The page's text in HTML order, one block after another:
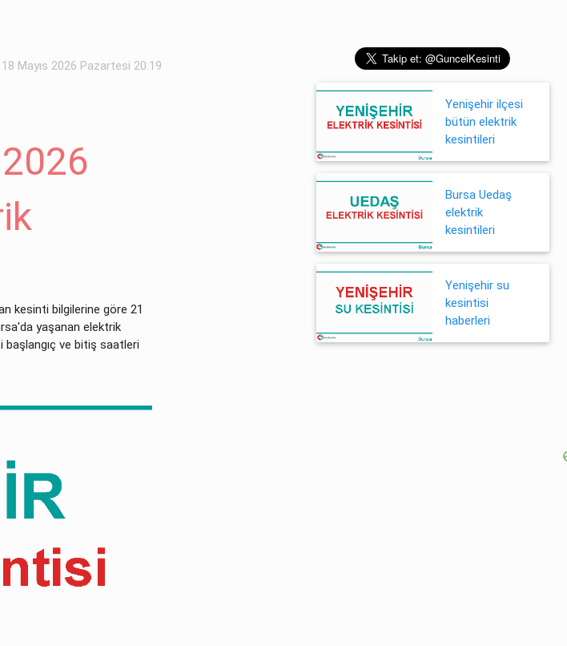
18 Mayıs 2026 Pazartesi 20:19
kesinti bilgilerine göre 21
yaşanan elektrik
başlangıç ve bitiş saatleri
Yenişehir ilçesi
bütün elektrik
kesintileri
Bursa Uedaş
elektrik
kesintileri
Yenişehir su
kesintisi
haberleri